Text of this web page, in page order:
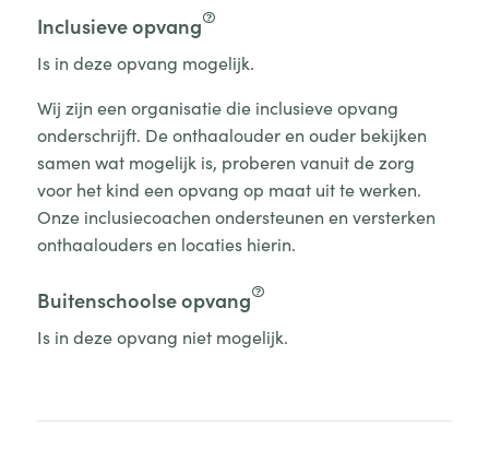
Inclusieve opvang
Is in deze opvang mogelijk.
Wij zijn een organisatie die inclusieve opvang
onderschrijft. De onthaalouder en ouder bekijken
samen wat mogelijk is, proberen vanuit de zorg
voor het kind een opvang op maat uit te werken.
Onze inclusiecoachen ondersteunen en versterken
onthaalouders en locaties hierin.
Buitenschoolse opvang
Is in deze opvang niet mogelijk.